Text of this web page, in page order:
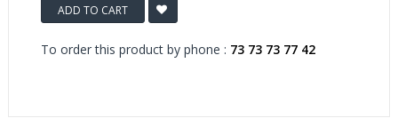
ADD TO CART
To order this product by phone : 73 73 73 77 42